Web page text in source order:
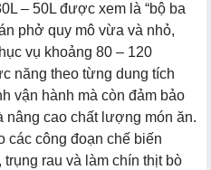
– 50L được xem là “bộ ba
phở quy mô vừa và nhỏ,
vụ khoảng 80 – 120
năng theo từng dung tích
vận hành mà còn đảm bảo
nâng cao chất lượng món ăn.
công đoạn chế biến
rau và làm chín thịt bò